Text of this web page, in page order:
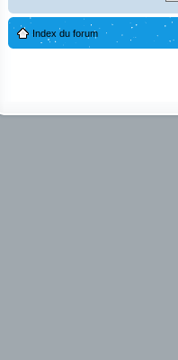
Index du forum